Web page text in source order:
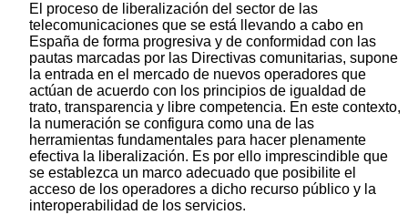
El proceso de liberalización del sector de las
telecomunicaciones que se está llevando a cabo en
España de forma progresiva y de conformidad con las
pautas marcadas por las Directivas comunitarias, supone
la entrada en el mercado de nuevos operadores que
actúan de acuerdo con los principios de igualdad de
trato, transparencia y libre competencia. En este contexto,
la numeración se configura como una de las
herramientas fundamentales para hacer plenamente
efectiva la liberalización. Es por ello imprescindible que
se establezca un marco adecuado que posibilite el
acceso de los operadores a dicho recurso público y la
interoperabilidad de los servicios.